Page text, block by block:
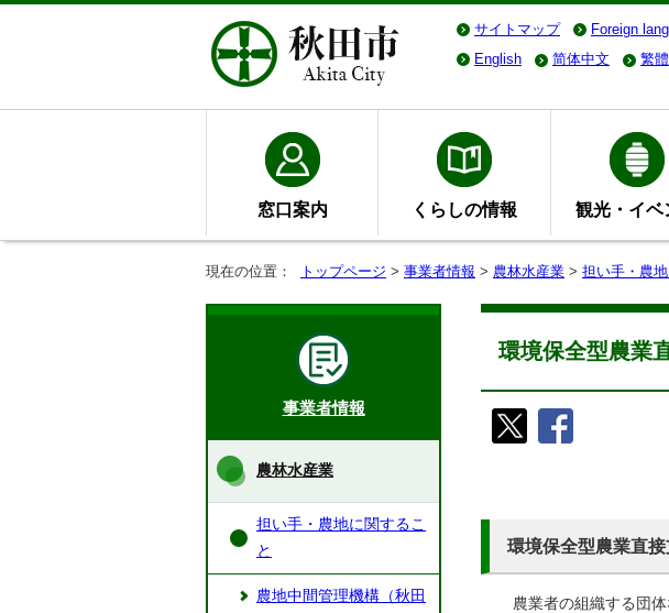
サイトマップ Foreign
English
简体中文 繁
窓口案内 くらしの情報 観光・イベ
現在の位置： トップページ > 事業者情報 > 農林水産業 > 担い手・農
環境保全型農業
環境保全型農業直
農業者の組織する団体
事業者情報
農林水産業
担い手・農地に関するこ
と
農地中間管理機構（秋田